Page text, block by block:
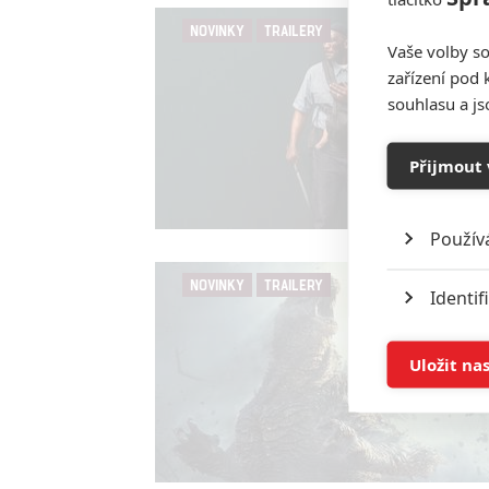
NOVINKY TRAILERY
NOVINKY TRAILERY
Vaše volby
zařízení pod
souhlasu a
Přijmout
Uložit